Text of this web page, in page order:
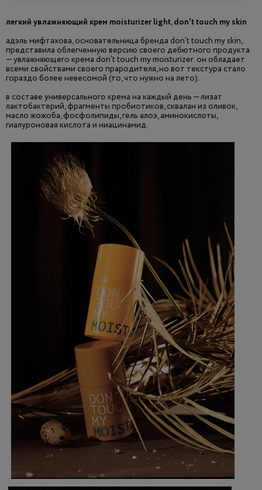
легкий увлажняющий крем moisturizer light, don't touch my skin
адэль мифтахова, основательница бренда don't touch my skin,
представила облегченную версию своего дебютного продукта
— увлажняющего крема don't touch my moisturizer. он обладает
всеми свойствами своего прародителя, но вот текстура стало
гораздо более невесомой (то, что нужно на лето).
в составе универсального крема на каждый день — лизат
лактобактерий, фрагменты пробиотиков, сквалан из оливок,
масло жожоба, фосфолипиды, гель алоэ, аминокислоты,
гиалуроновая кислота и ниацинамид.